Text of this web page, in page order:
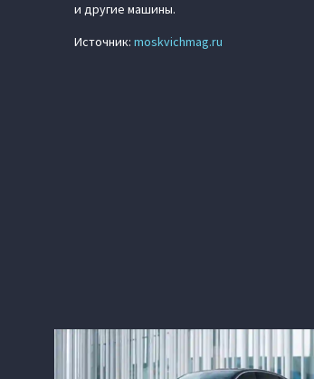
и другие машины.
Источник: moskvichmag.ru